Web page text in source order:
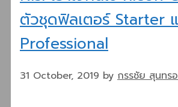
ตัวชุดฟิลเตอร์ Starter
Professional
31 October, 2019 by กรรชัย สุนทร